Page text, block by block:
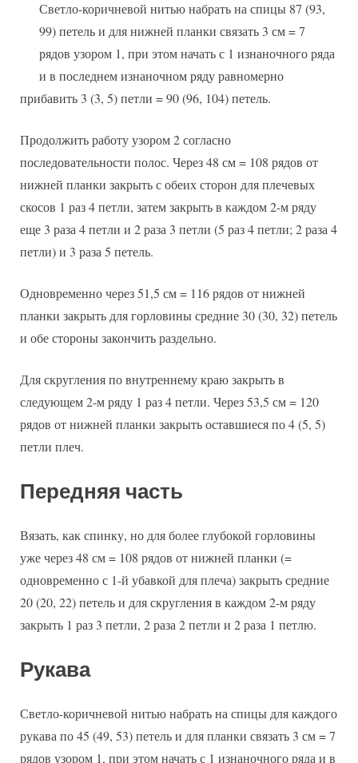
Светло-коричневой нитью набрать на спицы 87 (93,
99) петель и для нижней планки связать 3 см = 7
рядов узором 1, при этом начать с 1 изнаночного ряда
и в последнем изнаночном ряду равномерно
прибавить 3 (3, 5) петли = 90 (96, 104) петель.
Продолжить работу узором 2 согласно
последовательности полос. Через 48 см = 108 рядов от
нижней планки закрыть с обеих сторон для плечевых
скосов 1 раз 4 петли, затем закрыть в каждом 2-м ряду
еще 3 раза 4 петли и 2 раза 3 петли (5 раз 4 петли; 2 раза 4
петли) и 3 раза 5 петель.
Одновременно через 51,5 см = 116 рядов от нижней
планки закрыть для горловины средние 30 (30, 32) петель
и обе стороны закончить раздельно.
Для скругления по внутреннему краю закрыть в
следующем 2-м ряду 1 раз 4 петли. Через 53,5 см = 120
рядов от нижней планки закрыть оставшиеся по 4 (5, 5)
петли плеч.
Передняя часть
Вязать, как спинку, но для более глубокой горловины
уже через 48 см = 108 рядов от нижней планки (=
одновременно с 1-й убавкой для плеча) закрыть средние
20 (20, 22) петель и для скругления в каждом 2-м ряду
закрыть 1 раз 3 петли, 2 раза 2 петли и 2 раза 1 петлю.
Рукава
Светло-коричневой нитью набрать на спицы для каждого
рукава по 45 (49, 53) петель и для планки связать 3 см = 7
рядов узором 1, при этом начать с 1 изнаночного ряда и в